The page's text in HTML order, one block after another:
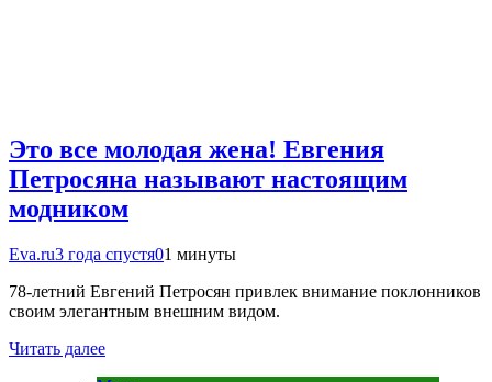
Это все молодая жена! Евгения
Петросяна называют настоящим
модником
Eva.ru3 года спустя01 минуты
78-летний Евгений Петросян привлек внимание поклонников
своим элегантным внешним видом.
Читать далее